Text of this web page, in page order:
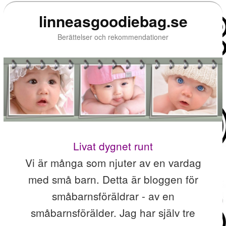
linneasgoodiebag.se
Berättelser och rekommendationer
Livat dygnet runt
Vi är många som njuter av en vardag
med små barn. Detta är bloggen för
småbarnsföräldrar - av en
småbarnsförälder. Jag har själv tre